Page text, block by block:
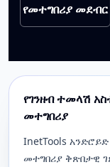
የመተግበሪያ መደብር
የገንዘብ ተመላሽ
መተግበሪያ
InetTools
መተግበሪያ ቅጽበታዊ